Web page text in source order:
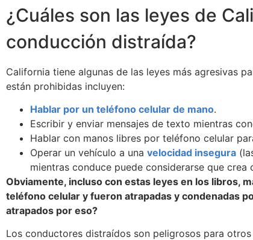
¿Cuáles son las leyes de
conducción distraída?
California tiene algunas de las leyes más agresivas
están prohibidas incluyen:
Hablar por un teléfono celular de mano.
Escribir y enviar mensajes de texto mientras
Hablar con manos libres por teléfono celular
Operar un vehículo a una velocidad insegura
mientras conduce puede considerarse que crea
Obviamente, incluso con estas leyes en los libros,
teléfono celular y fueron atrapadas y condenadas
atrapados por eso?
Los conductores distraídos son peligrosos para